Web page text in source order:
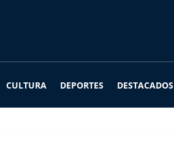
CULTURA DEPORTES DESTACADOS